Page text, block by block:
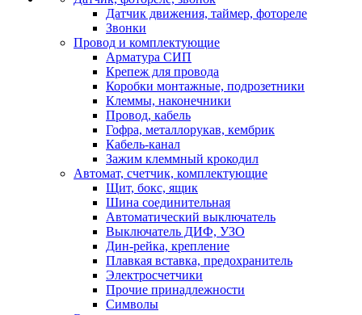
Датчик движения, таймер, фотореле
Звонки
Провод и комплектующие
Арматура СИП
Крепеж для провода
Коробки монтажные, подрозетники
Клеммы, наконечники
Провод, кабель
Гофра, металлорукав, кембрик
Кабель-канал
Зажим клеммный крокодил
Автомат, счетчик, комплектующие
Щит, бокс, ящик
Шина соединительная
Автоматический выключатель
Выключатель ДИФ, УЗО
Дин-рейка, крепление
Плавкая вставка, предохранитель
Электросчетчики
Прочие принадлежности
Символы